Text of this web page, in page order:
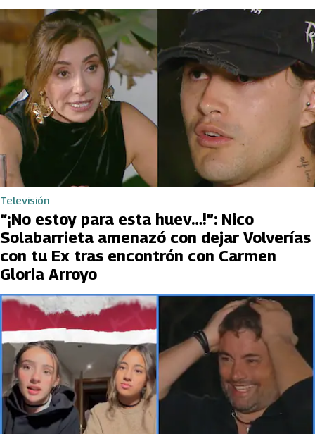
Televisión
“¡No estoy para esta huev…!”: Nico
Solabarrieta amenazó con dejar Volverías
con tu Ex tras encontrón con Carmen
Gloria Arroyo